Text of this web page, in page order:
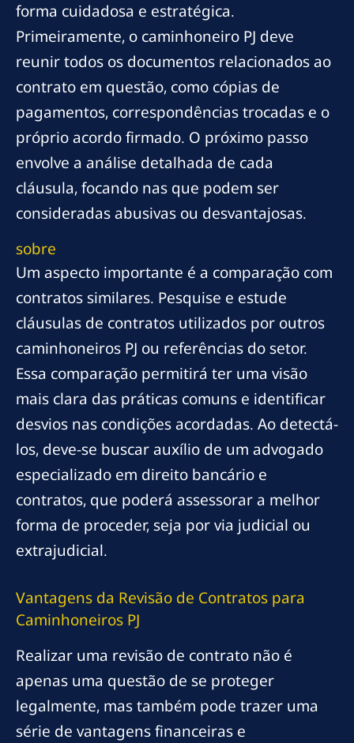
forma cuidadosa e estratégica.
Primeiramente, o caminhoneiro PJ deve
reunir todos os documentos relacionados ao
contrato em questão, como cópias de
pagamentos, correspondências trocadas e o
próprio acordo firmado. O próximo passo
envolve a análise detalhada de cada
cláusula, focando nas que podem ser
consideradas abusivas ou desvantajosas.
sobre
Um aspecto importante é a comparação com
contratos similares. Pesquise e estude
cláusulas de contratos utilizados por outros
caminhoneiros PJ ou referências do setor.
Essa comparação permitirá ter uma visão
mais clara das práticas comuns e identificar
desvios nas condições acordadas. Ao detectá-
los, deve-se buscar auxílio de um advogado
especializado em direito bancário e
contratos, que poderá assessorar a melhor
forma de proceder, seja por via judicial ou
extrajudicial.
Vantagens da Revisão de Contratos para
Caminhoneiros PJ
Realizar uma revisão de contrato não é
apenas uma questão de se proteger
legalmente, mas também pode trazer uma
série de vantagens financeiras e